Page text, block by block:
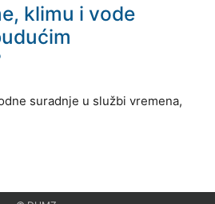
klimu i vode
suradnje u službi vremena,